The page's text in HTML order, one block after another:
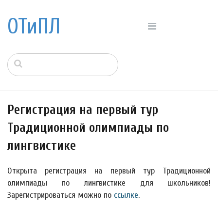
ОТиПЛ
Регистрация на первый тур
Традиционной олимпиады по
лингвистике
Открыта регистрация на первый тур Традиционной
олимпиады по лингвистике для школьников!
Зарегистрироваться можно по ссылке.